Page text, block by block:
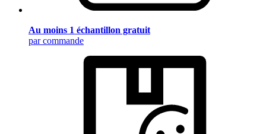
Au moins 1 échantillon gratuit
par commande